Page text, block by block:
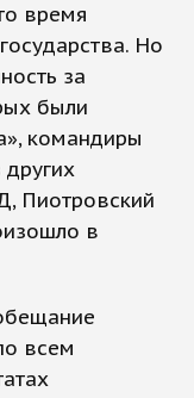
время
Но
за
были
командиры
Пиотровский
в
всем